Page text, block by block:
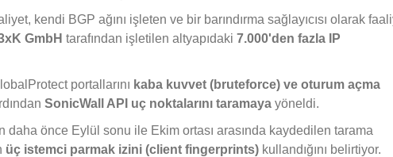
kendi BGP ağını işleten ve bir barındırma sağlayıcısı olarak
GmbH tarafından işletilen altyapıdaki 7.000'den fazla IP
portallarını kaba kuvvet (bruteforce) ve oturum açma
SonicWall API uç noktalarını taramaya yöneldi.
daha önce Eylül sonu ile Ekim ortası arasında kaydedilen tarama
üç istemci parmak izini (client fingerprints) kullandığını belirtiyor.